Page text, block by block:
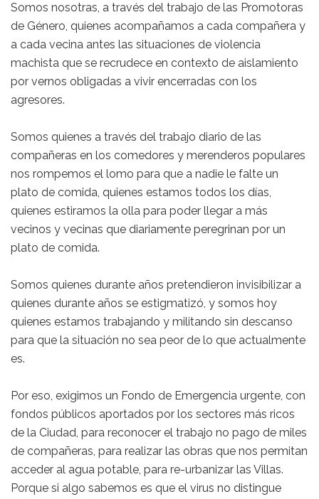
Somos nosotras, a través del trabajo de las Promotoras
de Género, quienes acompañamos a cada compañera y
a cada vecina antes las situaciones de violencia
machista que se recrudece en contexto de aislamiento
por vernos obligadas a vivir encerradas con los
agresores.
Somos quienes a través del trabajo diario de las
compañeras en los comedores y merenderos populares
nos rompemos el lomo para que a nadie le falte un
plato de comida, quienes estamos todos los días,
quienes estiramos la olla para poder llegar a más
vecinos y vecinas que diariamente peregrinan por un
plato de comida.
Somos quienes durante años pretendieron invisibilizar a
quienes durante años se estigmatizó, y somos hoy
quienes estamos trabajando y militando sin descanso
para que la situación no sea peor de lo que actualmente
es.
Por eso, exigimos un Fondo de Emergencia urgente, con
fondos públicos aportados por los sectores más ricos
de la Ciudad, para reconocer el trabajo no pago de miles
de compañeras, para realizar las obras que nos permitan
acceder al agua potable, para re-urbanizar las Villas.
Porque si algo sabemos es que el virus no distingue